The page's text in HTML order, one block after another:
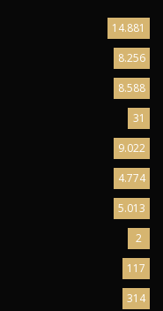
14.881
8.256
8.588
31
9.022
4.774
5.013
2
117
314